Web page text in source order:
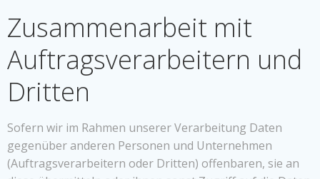
Zusammenarbeit mit
Auftragsverarbeitern und
Dritten
Sofern wir im Rahmen unserer Verarbeitung Daten
gegenüber anderen Personen und Unternehmen
(Auftragsverarbeitern oder Dritten) offenbaren, sie an